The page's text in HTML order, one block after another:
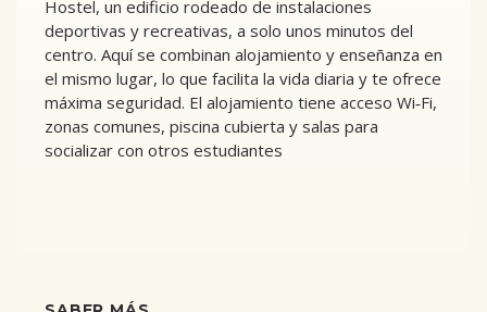
Hostel, un edificio rodeado de instalaciones
deportivas y recreativas, a solo unos minutos del
centro. Aquí se combinan alojamiento y enseñanza en
el mismo lugar, lo que facilita la vida diaria y te ofrece
máxima seguridad. El alojamiento tiene acceso Wi‑Fi,
zonas comunes, piscina cubierta y salas para
socializar con otros estudiantes